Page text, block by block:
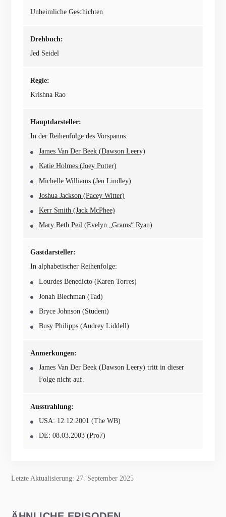
Unheimliche Geschichten
Drehbuch:
Jed Seidel
Regie:
Krishna Rao
Hauptdarsteller:
In der Reihenfolge des Vorspanns:
James Van Der Beek (Dawson Leery)
Katie Holmes (Joey Potter)
Michelle Williams (Jen Lindley)
Joshua Jackson (Pacey Witter)
Kerr Smith (Jack McPhee)
Mary Beth Peil (Evelyn „Grams“ Ryan)
Gastdarsteller:
In alphabetischer Reihenfolge:
Lourdes Benedicto (Karen Torres)
Jonah Blechman (Tad)
Bryce Johnson (Student)
Busy Philipps (Audrey Liddell)
Anmerkungen:
James Van Der Beek (Dawson Leery) tritt in dieser
Folge nicht auf.
Ausstrahlung:
USA: 12.12.2001 (The WB)
DE: 08.03.2003 (Pro7)
Letzte Aktualisierung: 27. September 2025